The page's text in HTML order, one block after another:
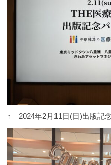
↑ 2024年2月11日(日)出版記